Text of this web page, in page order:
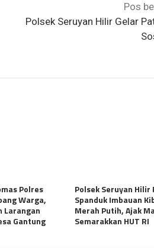
Pos
Polsek Seruyan Hilir Gelar
Polres
Warga,
Larangan
Gantung
Polsek Seruyan Hilir
Spanduk Imbauan
Merah Putih, Ajak
Semarakkan HUT RI